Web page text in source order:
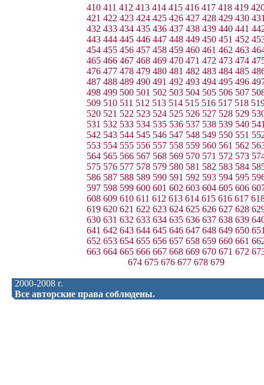
410 411 412 413 414 415 416 417 418 419
421 422 423 424 425 426 427 428 429 430
432 433 434 435 436 437 438 439 440 441
443 444 445 446 447 448 449 450 451 452
454 455 456 457 458 459 460 461 462 463
465 466 467 468 469 470 471 472 473 474
476 477 478 479 480 481 482 483 484 485
487 488 489 490 491 492 493 494 495 496
498 499 500 501 502 503 504 505 506 507
509 510 511 512 513 514 515 516 517 518
520 521 522 523 524 525 526 527 528 529
531 532 533 534 535 536 537 538 539 540
542 543 544 545 546 547 548 549 550 551
553 554 555 556 557 558 559 560 561 562
564 565 566 567 568 569 570 571 572 573
575 576 577 578 579 580 581 582 583 584
586 587 588 589 590 591 592 593 594 595
597 598 599 600 601 602 603 604 605 606
608 609 610 611 612 613 614 615 616 617
619 620 621 622 623 624 625 626 627 628
630 631 632 633 634 635 636 637 638 639
641 642 643 644 645 646 647 648 649 650
652 653 654 655 656 657 658 659 660 661
663 664 665 666 667 668 669 670 671 672
674 675 676 677 678 679
2000-2008 г.
Все авторские права соблюдены.